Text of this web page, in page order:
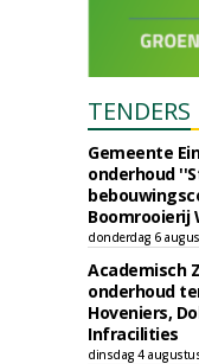
TENDERS
Gemeente
onderhoud
Boomrooierij
donderdag 6
Academisch
onderhoud
Hoveniers,
Infracilities
dinsdag 4